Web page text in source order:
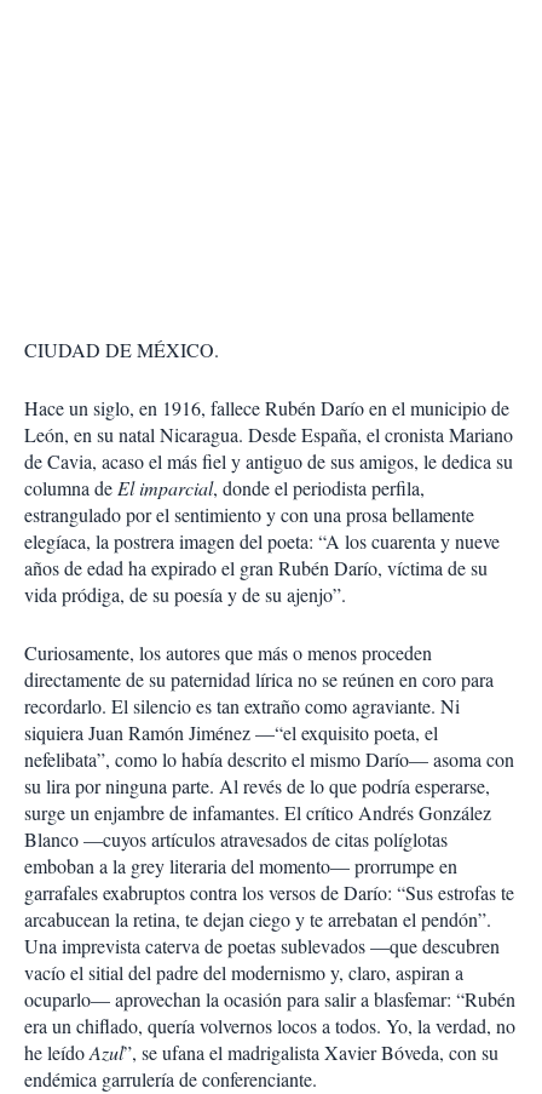
CIUDAD DE MÉXICO.
Hace un siglo, en 1916, fallece Rubén Darío en el municipio de
León, en su natal Nicaragua. Desde España, el cronista Mariano
de Cavia, acaso el más fiel y antiguo de sus amigos, le dedica su
columna deEl imparcial, donde el periodista perfila,
estrangulado por el sentimiento y con una prosa bellamente
elegíaca, la postrera imagen del poeta: “A los cuarenta y nueve
años de edad ha expirado el gran Rubén Darío, víctima de su
vida pródiga, de su poesía y de su ajenjo”.
Curiosamente, los autores que más o menos proceden
directamente de su paternidad lírica no se reúnen en coro para
recordarlo. El silencio es tan extraño como agraviante. Ni
siquiera Juan Ramón Jiménez —“el exquisito poeta, el
nefelibata”, como lo había descrito el mismo Darío— asoma con
su lira por ninguna parte. Al revés de lo que podría esperarse,
surge un enjambre de infamantes. El crítico Andrés González
Blanco —cuyos artículos atravesados de citas políglotas
emboban a la grey literaria del momento— prorrumpe en
garrafales exabruptos contra los versos de Darío: “Sus estrofas te
arcabucean la retina, te dejan ciego y te arrebatan el pendón”.
Una imprevista caterva de poetas sublevados —que descubren
vacío el sitial del padre del modernismo y, claro, aspiran a
ocuparlo— aprovechan la ocasión para salir a blasfemar: “Rubén
era un chiflado, quería volvernos locos a todos. Yo, la verdad, no
he leídoAzul”, se ufana el madrigalista Xavier Bóveda, con su
endémica garrulería de conferenciante.